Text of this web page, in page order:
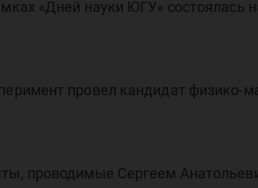
«Дней науки ЮГУ» состоялась
провел кандидат физико-
проводимые Сергеем